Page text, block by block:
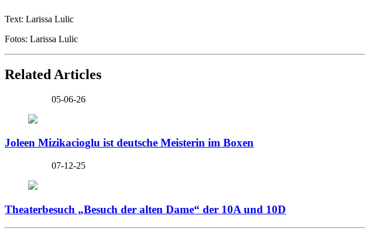
Text: Larissa Lulic
Fotos: Larissa Lulic
Related Articles
05-06-26
Joleen Mizikacioglu ist deutsche Meisterin im Boxen
07-12-25
Theaterbesuch „Besuch der alten Dame“ der 10A und 10D